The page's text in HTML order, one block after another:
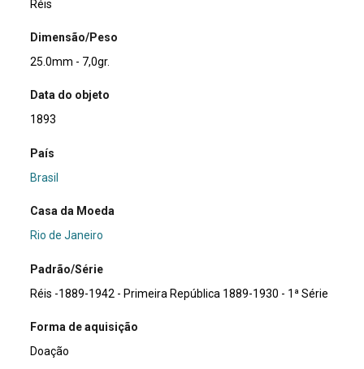
Réis
Dimensão/Peso
25.0mm - 7,0gr.
Data do objeto
1893
País
Brasil
Casa da Moeda
Rio de Janeiro
Padrão/Série
Réis -1889-1942 - Primeira República 1889-1930 - 1ª Série
Forma de aquisição
Doação